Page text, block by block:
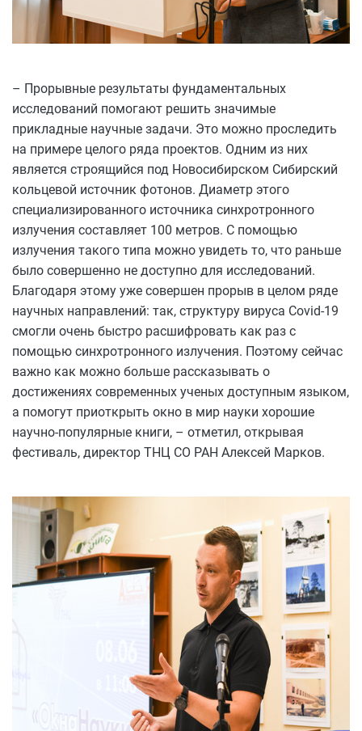
– Прорывные результаты фундаментальных
исследований помогают решить значимые
прикладные научные задачи. Это можно проследить
на примере целого ряда проектов. Одним из них
является строящийся под Новосибирском Сибирский
кольцевой источник фотонов. Диаметр этого
специализированного источника синхротронного
излучения составляет 100 метров. С помощью
излучения такого типа можно увидеть то, что раньше
было совершенно не доступно для исследований.
Благодаря этому уже совершен прорыв в целом ряде
научных направлений: так, структуру вируса Covid-19
смогли очень быстро расшифровать как раз с
помощью синхротронного излучения. Поэтому сейчас
важно как можно больше рассказывать о
достижениях современных ученых доступным языком,
а помогут приоткрыть окно в мир науки хорошие
научно-популярные книги, – отметил, открывая
фестиваль, директор ТНЦ СО РАН Алексей Марков.